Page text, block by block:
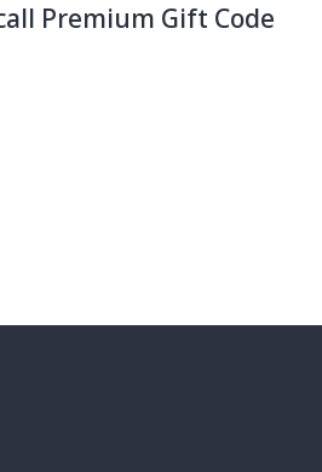
Premium Gift Code